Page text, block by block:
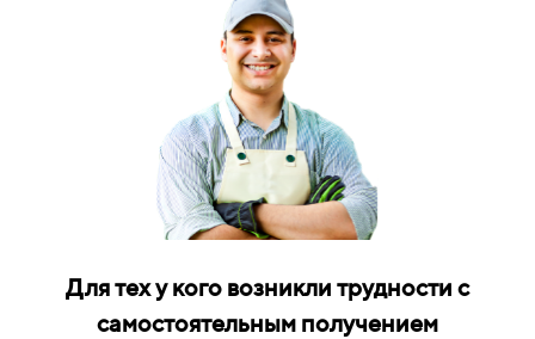
Для тех у кого возникли трудности с
самостоятельным получением